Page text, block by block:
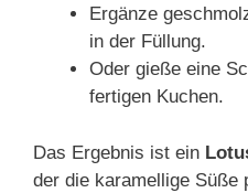
Ergänze
in der Füllung.
Oder gieße eine
fertigen Kuchen.
Das Ergebnis ist ein
der die karamellige Süße